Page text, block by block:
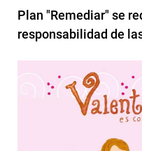
Plan "Remediar" se
responsabilidad de